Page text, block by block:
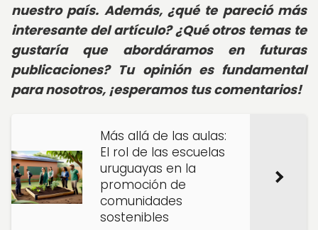
nuestro país. Además, ¿qué te pareció más
interesante del artículo? ¿Qué otros temas te
gustaría que abordáramos en futuras
publicaciones? Tu opinión es fundamental
para nosotros, ¡esperamos tus comentarios!
Más allá de las aulas:
El rol de las escuelas
uruguayas en la
promoción de
comunidades
sostenibles